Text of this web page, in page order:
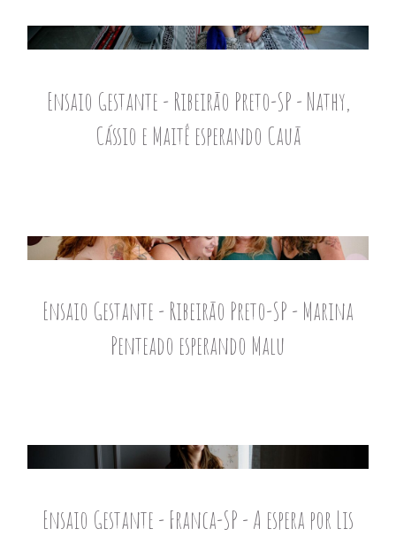
Ensaio Gestante - Ribeirão Preto-SP - Nathy,
Cássio e Maitê esperando Cauã
Ensaio Gestante - Ribeirão Preto-SP - Marina
Penteado esperando Malu
Ensaio Gestante - Franca-SP - A espera por Lis